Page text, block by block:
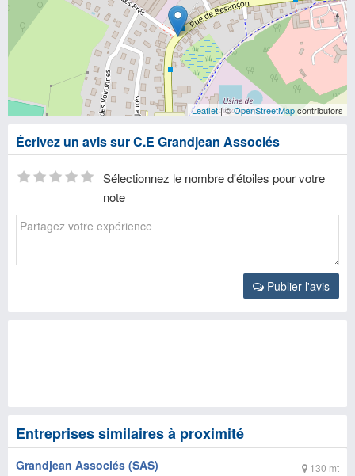
Leaflet| ©OpenStreetMapcontributors
Écrivez un avis sur C.E Grandjean Associés
Sélectionnez le nombre d'étoiles pour votre
note
Publier l'avis
Entreprises similaires à proximité
130 mt
Grandjean Associés (SAS)